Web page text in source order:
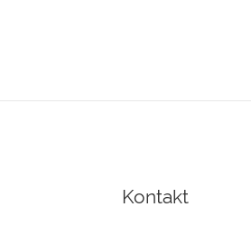
Kontakt